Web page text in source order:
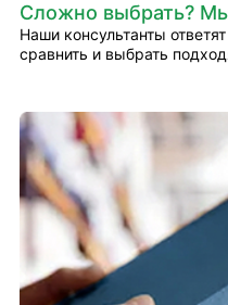
Сложно выбрать?
Наши консультанты
сравнить и выбрать